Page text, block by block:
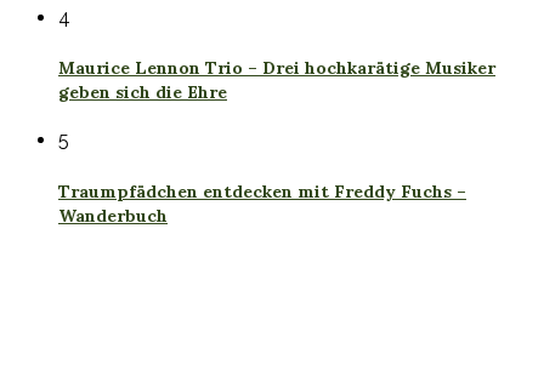
4
Maurice Lennon Trio – Drei hochkarätige Musiker
geben sich die Ehre
5
Traumpfädchen entdecken mit Freddy Fuchs –
Wanderbuch